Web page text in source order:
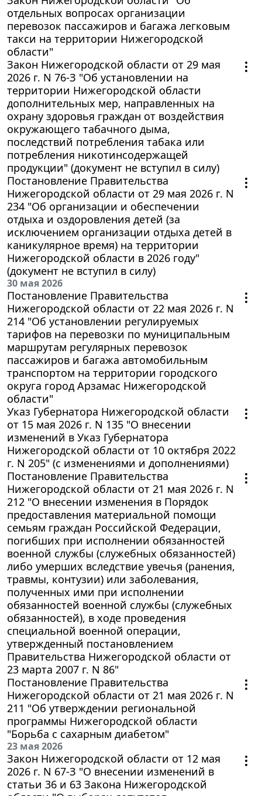
отдельных вопросах организации
перевозок пассажиров и багажа легковым
такси на территории Нижегородской
области"
Закон Нижегородской области от 29 мая
2026 г. N 76-З "Об установлении на
территории Нижегородской области
дополнительных мер, направленных на
охрану здоровья граждан от воздействия
окружающего табачного дыма,
последствий потребления табака или
потребления никотинсодержащей
продукции" (документ не вступил в силу)
Постановление Правительства
Нижегородской области от 29 мая 2026 г. N
234 "Об организации и обеспечении
отдыха и оздоровления детей (за
исключением организации отдыха детей в
каникулярное время) на территории
Нижегородской области в 2026 году"
(документ не вступил в силу)
30 мая 2026
Постановление Правительства
Нижегородской области от 22 мая 2026 г. N
214 "Об установлении регулируемых
тарифов на перевозки по муниципальным
маршрутам регулярных перевозок
пассажиров и багажа автомобильным
транспортом на территории городского
округа город Арзамас Нижегородской
области"
Указ Губернатора Нижегородской области
от 15 мая 2026 г. N 135 "О внесении
изменений в Указ Губернатора
Нижегородской области от 10 октября 2022
г. N 205" (с изменениями и дополнениями)
Постановление Правительства
Нижегородской области от 21 мая 2026 г. N
212 "О внесении изменения в Порядок
предоставления материальной помощи
семьям граждан Российской Федерации,
погибших при исполнении обязанностей
военной службы (служебных обязанностей)
либо умерших вследствие увечья (ранения,
травмы, контузии) или заболевания,
полученных ими при исполнении
обязанностей военной службы (служебных
обязанностей), в ходе проведения
специальной военной операции,
утвержденный постановлением
Правительства Нижегородской области от
23 марта 2007 г. N 86"
Постановление Правительства
Нижегородской области от 21 мая 2026 г. N
211 "Об утверждении региональной
программы Нижегородской области
"Борьба с сахарным диабетом"
23 мая 2026
Закон Нижегородской области от 12 мая
2026 г. N 67-З "О внесении изменений в
статьи 36 и 63 Закона Нижегородской